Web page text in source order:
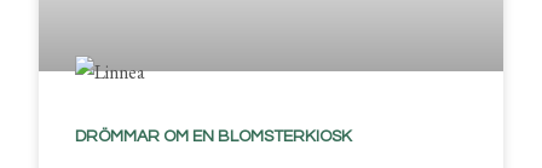
DRÖMMAR OM EN BLOMSTERKIOSK